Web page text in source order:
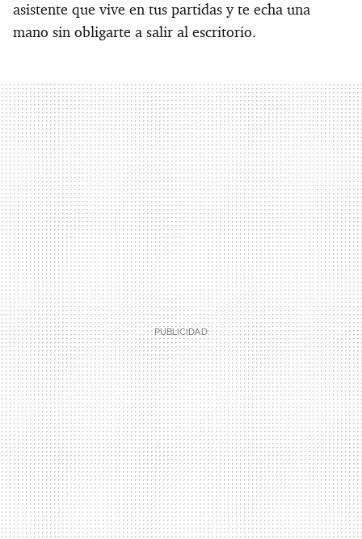
asistente que vive en tus partidas y te echa una
mano sin obligarte a salir al escritorio.